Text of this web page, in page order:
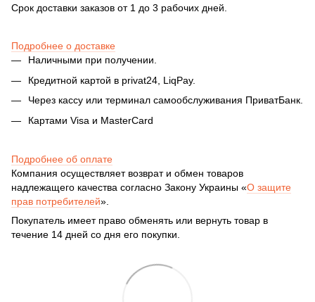
Срок доставки заказов от 1 до 3 рабочих дней.
Подробнее о доставке
Наличными при получении.
Кредитной картой в privat24, LiqPay.
Через кассу или терминал самообслуживания ПриватБанк.
Картами Visa и MasterCard
Подробнее об оплате
Компания осуществляет возврат и обмен товаров
надлежащего качества согласно Закону Украины «О защите
прав потребителей».
Покупатель имеет право обменять или вернуть товар в
течение 14 дней со дня его покупки.